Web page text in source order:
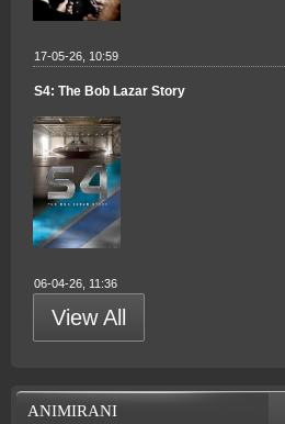
17-05-26, 10:59
S4: The Bob Lazar Story
06-04-26, 11:36
View All
ANIMIRANI